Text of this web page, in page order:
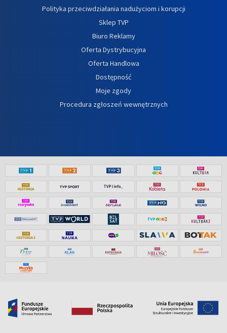
Polityka przeciwdziałania nadużyciom i korupcji
Sklep TVP
Biuro Reklamy
Oferta Dystrybucyjna
Oferta Handlowa
Dostępność
Moje zgody
Procedura zgłoszeń wewnętrznych